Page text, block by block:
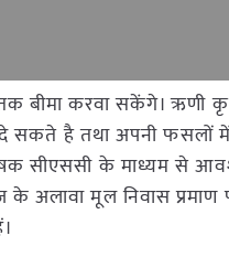
बीमा करवा सकेंगे। ऋणी
है तथा अपनी फसलों
के माध्यम से
अलावा मूल निवास प्रमाण